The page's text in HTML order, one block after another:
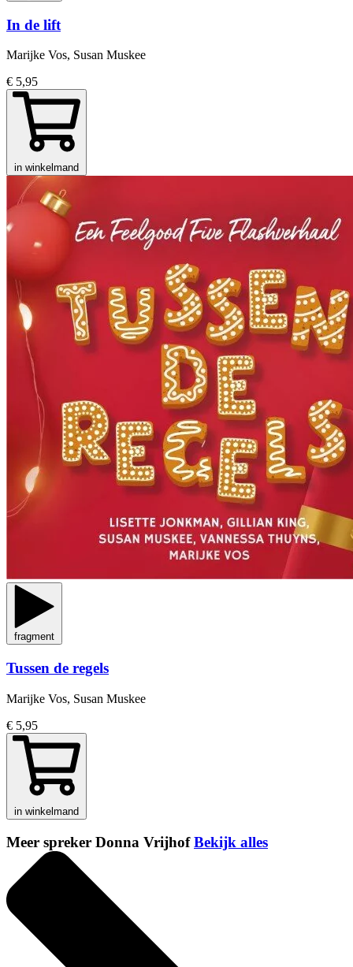
In de lift
Marijke Vos, Susan Muskee
€ 5,95
in winkelmand
fragment
Tussen de regels
Marijke Vos, Susan Muskee
€ 5,95
in winkelmand
Meer spreker Donna VrijhofBekijk alles